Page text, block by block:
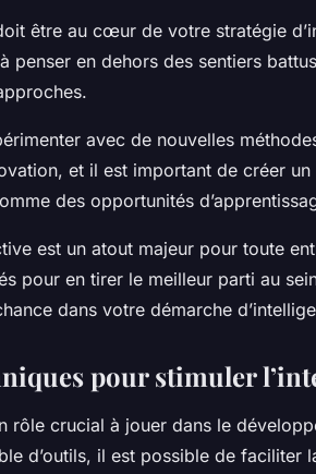
être au cœur de votre stratégie
penser en dehors des sentiers
avec de nouvelles
et il est important de créer
des opportunités
est un atout majeur pour toute
pour en tirer le meilleur parti au
dans votre démarche
pour stimuler
rôle crucial à jouer dans le
d’outils, il est possible de